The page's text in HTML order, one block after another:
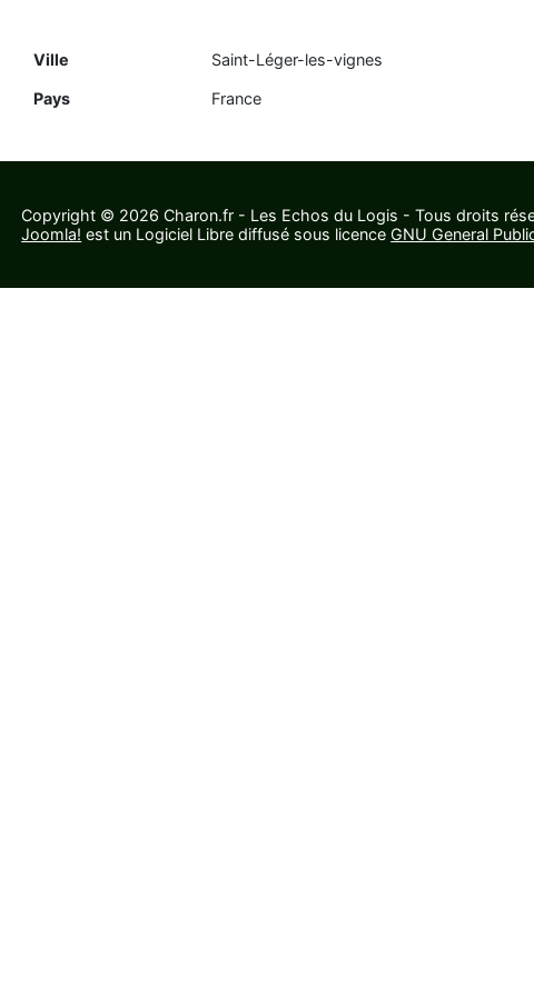
Ville Saint-Léger-les-vignes
Pays France
Copyright © 2026 Charon.fr - Les Echos du Logis - Tous droits
Joomla! est un Logiciel Libre diffusé sous licenceGNU General